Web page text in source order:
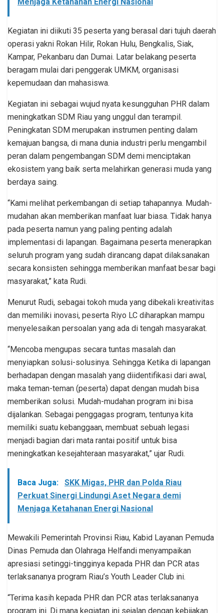
Kegiatan ini diikuti 35 peserta yang berasal dari tujuh daerah
operasi yakni Rokan Hilir, Rokan Hulu, Bengkalis, Siak,
Kampar, Pekanbaru dan Dumai. Latar belakang peserta
beragam mulai dari penggerak UMKM, organisasi
kepemudaan dan mahasiswa.
Kegiatan ini sebagai wujud nyata kesungguhan PHR dalam
meningkatkan SDM Riau yang unggul dan terampil.
Peningkatan SDM merupakan instrumen penting dalam
kemajuan bangsa, di mana dunia industri perlu mengambil
peran dalam pengembangan SDM demi menciptakan
ekosistem yang baik serta melahirkan generasi muda yang
berdaya saing.
“Kami melihat perkembangan di setiap tahapannya. Mudah-
mudahan akan memberikan manfaat luar biasa. Tidak hanya
pada peserta namun yang paling penting adalah
implementasi di lapangan. Bagaimana peserta menerapkan
seluruh program yang sudah dirancang dapat dilaksanakan
secara konsisten sehingga memberikan manfaat besar bagi
masyarakat,” kata Rudi.
Menurut Rudi, sebagai tokoh muda yang dibekali kreativitas
dan memiliki inovasi, peserta Riyo LC diharapkan mampu
menyelesaikan persoalan yang ada di tengah masyarakat.
“Mencoba mengupas secara tuntas masalah dan
menyiapkan solusi-solusinya. Sehingga Ketika di lapangan
berhadapan dengan masalah yang diidentifikasi dari awal,
maka teman-teman (peserta) dapat dengan mudah bisa
memberikan solusi. Mudah-mudahan program ini bisa
dijalankan. Sebagai penggagas program, tentunya kita
memiliki suatu kebanggaan, membuat sebuah legasi
menjadi bagian dari mata rantai positif untuk bisa
meningkatkan kesejahteraan masyarakat,” ujar Rudi.
Baca Juga:
SKK Migas, PHR dan Polda Riau
Perkuat Sinergi Lindungi Aset Negara demi
Menjaga Ketahanan Energi Nasional
Mewakili Pemerintah Provinsi Riau, Kabid Layanan Pemuda
Dinas Pemuda dan Olahraga Helfandi menyampaikan
apresiasi setinggi-tingginya kepada PHR dan PCR atas
terlaksananya program Riau’s Youth Leader Club ini.
“Terima kasih kepada PHR dan PCR atas terlaksananya
program ini. Di mana kegiatan ini sejalan dengan kebijakan